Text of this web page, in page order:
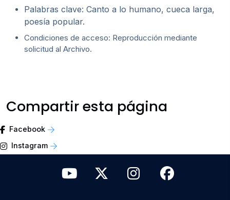
Palabras clave: Canto a lo humano, cueca larga,
poesía popular.
Condiciones de acceso: Reproducción mediante
solicitud al Archivo.
Compartir esta página
Facebook
Instagram